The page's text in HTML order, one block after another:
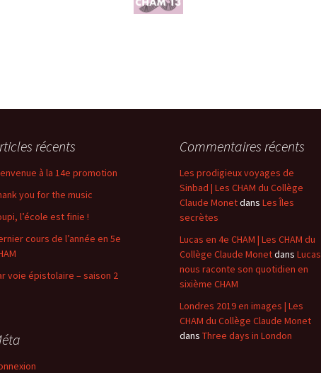
récents
à la 14e promotion
you for the music
l’école est finie !
cours de l’année en 5e
voie épistolaire – saison 2
Commentaires récents
Les prodigieux voyages de
Sinbad | Les CHAM du Collège
Claude Monetdans Les Îles
secrètes
Lucas en 4e CHAM | Les CHAM du
Collège Claude Monetdans Lucas
nous raconte son quotidien en
sixième CHAM
Londres 2019 en images | Les
CHAM du Collège Claude Monet
dans Three days in London